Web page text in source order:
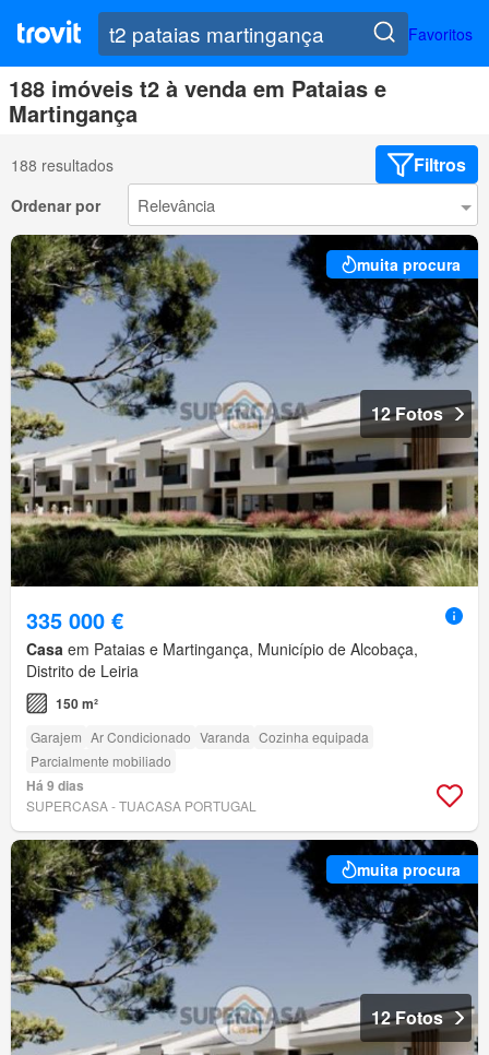
Favoritos
188 imóveis t2 à venda em Pataias e
Martingança
188 resultados Filtros
Ordenar por
muita procura
12 Fotos
335 000 €
Casa em Pataias e Martingança, Município de Alcobaça,
Distrito de Leiria
150 m²
Garajem Ar Condicionado Varanda Cozinha equipada
Parcialmente mobiliado
Há 9 dias
SUPERCASA - TUACASA PORTUGAL
muita procura
12 Fotos